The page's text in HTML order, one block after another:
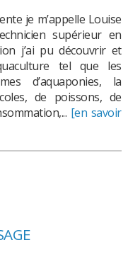
je m’appelle Louise
supérieur en
j’ai pu découvrir et
tel que les
d’aquaponies, la
de poissons, de
[en savoir